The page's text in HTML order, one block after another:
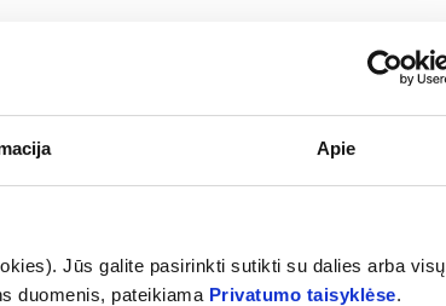
Apie
Jūs galite pasirinkti sutikti su dalies arba visų
duomenis, pateikiama Privatumo taisyklėse.